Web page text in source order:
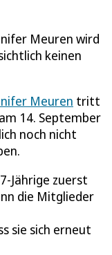
Meuren wird
keinen
Meuren tritt
14. September
noch nicht
Jährige zuerst
die Mitglieder
sie sich erneut